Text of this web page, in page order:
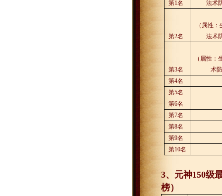
第1名
法术
第2名
（属性：
法术
第3名
（属性：
术
第4名
第5名
第6名
第7名
第8名
第9名
第10名
3、元神150级
榜）